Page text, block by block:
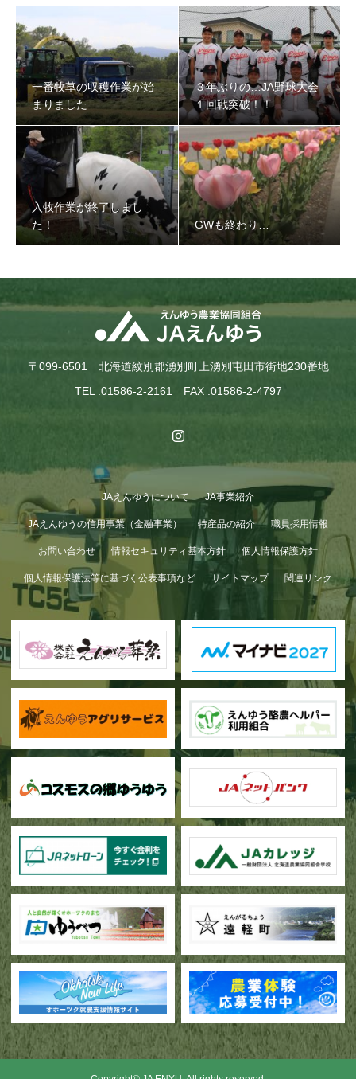
一番牧草の収穫作業が始
まりました
３年ぶりの…JA野球大会
１回戦突破！！
入牧作業が終了しまし
た！
GWも終わり…
〒099-6501 北海道紋別郡湧別町上湧別屯田市街地230番地
TEL .01586-2-2161 FAX .01586-2-4797
JAえんゆうについて JA事業紹介
JAえんゆうの信用事業（金融事業） 特産品の紹介 職員採用情報
お問い合わせ 情報セキュリティ基本方針 個人情報保護方針
個人情報保護法等に基づく公表事項など サイトマップ 関連リンク